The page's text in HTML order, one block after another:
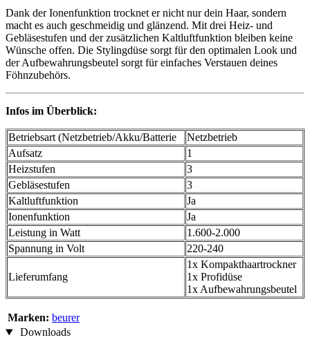
Dank der Ionenfunktion trocknet er nicht nur dein Haar, sondern
macht es auch geschmeidig und glänzend. Mit drei Heiz- und
Gebläsestufen und der zusätzlichen Kaltluftfunktion bleiben keine
Wünsche offen. Die Stylingdüse sorgt für den optimalen Look und
der Aufbewahrungsbeutel sorgt für einfaches Verstauen deines
Föhnzubehörs.
Infos im Überblick:
Betriebsart (Netzbetrieb/Akku/Batterie
Netzbetrieb
Aufsatz
1
Heizstufen
3
Gebläsestufen
3
Kaltluftfunktion
Ja
Ionenfunktion
Ja
Leistung in Watt
1.600-2.000
Spannung in Volt
220-240
Lieferumfang
1x Kompakthaartrockner
1x Profidüse
1x Aufbewahrungsbeutel
Marken: beurer
Downloads